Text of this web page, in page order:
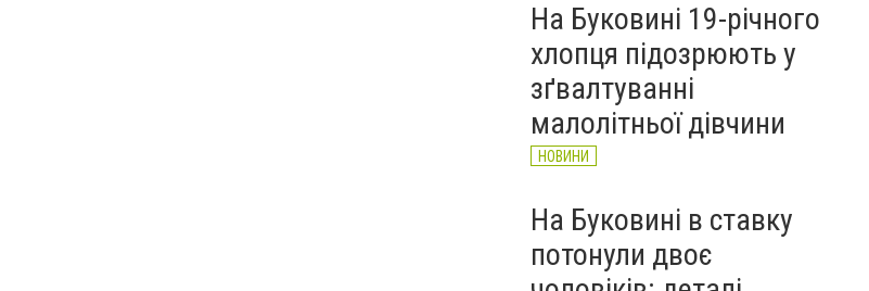
На Буковині 19-річного
хлопця підозрюють у
зґвалтуванні
малолітньої дівчини
НОВИНИ
На Буковині в ставку
потонули двоє